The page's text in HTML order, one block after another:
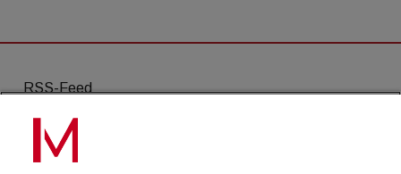
RSS-Feed
AGB
Datenschutz